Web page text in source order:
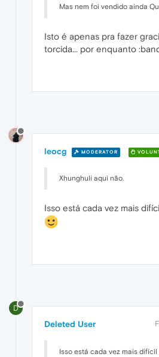
Mas nem foi vendido ainda
Isto é apenas pra fazer
torcida... por enquanto
leocg MODERATOR
Xhunghuli aqui não.
Isso está cada vez mais
D
Deleted User
Isso está cada vez mais